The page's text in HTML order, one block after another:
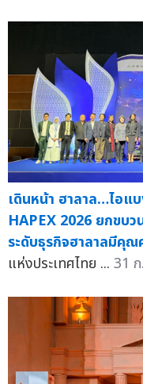
เดินหน้า ฮาลาล…ไอแ
HAPEX 2026 ยกขบว
ระดับธุรกิจฮาลาลมีคุ
แห่งประเทศไทย ... 31